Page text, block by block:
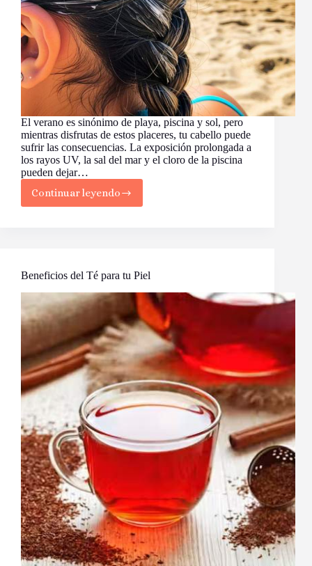
El verano es sinónimo de playa, piscina y sol, pero
mientras disfrutas de estos placeres, tu cabello puede
sufrir las consecuencias. La exposición prolongada a
los rayos UV, la sal del mar y el cloro de la piscina
pueden dejar…
Continuar leyendo
Cómo
Proteger
Solar:
del
Verano
Mantén
tu
Melena
Radiante!
Beneficios del Té para tu Piel